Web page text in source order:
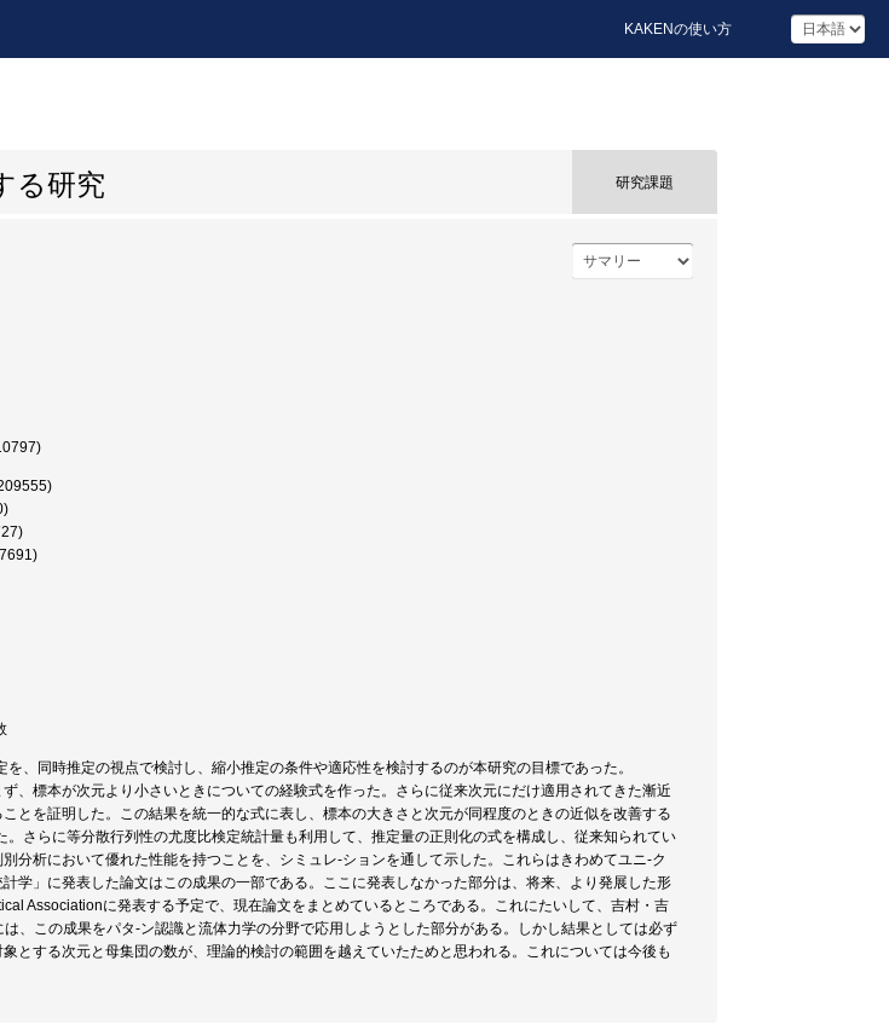
KAKENの使い方
る研究 研究課題
、同時推定の視点で検討し、縮小推定の条件や適応性を検討するのが本研究の目標であった。
、標本が次元より小さいときについての経験式を作った。さらに従来次元にだけ適用されてきた漸近
とを証明した。この結果を統一的な式に表し、標本の大きさと次元が同程度のときの近似を改善する
さらに等分散行列性の尤度比検定統計量も利用して、推定量の正則化の式を構成し、従来知られてい
分析において優れた性能を持つことを、シミュレ-ションを通して示した。これらはきわめてユニ-ク
学」に発表した論文はこの成果の一部である。ここに発表しなかった部分は、将来、より発展した形
Associationに発表する予定で、現在論文をまとめているところである。これにたいして、吉村・吉
、この成果をパタ-ン認識と流体力学の分野で応用しようとした部分がある。しかし結果としては必ず
とする次元と母集団の数が、理論的検討の範囲を越えていたためと思われる。これについては今後も